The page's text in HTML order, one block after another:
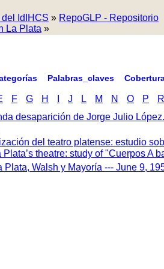
IdIHCS » RepoGLP - Repositorio
La Plata »
Palabras_claves
F G H J L M N O P
R
desaparición de Jorge Julio
del teatro platense: estudio
theatre: study of "Cuerpos A
Plata, Walsh y Mayoría --- June 9,